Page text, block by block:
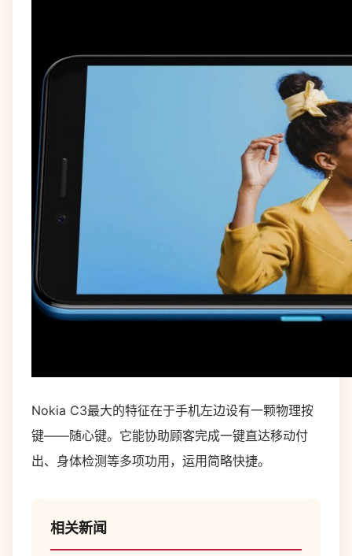
Nokia C3最大的特征在于手机左边设有一颗物理按
键——随心键。它能协助顾客完成一键直达移动付
出、身体检测等多项功用，运用简略快捷。
相关新闻